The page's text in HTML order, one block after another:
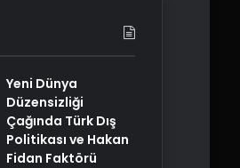
Yeni Dünya
Düzensizliği
Çağında Türk Dış
Politikası ve Hakan
Fidan Faktörü